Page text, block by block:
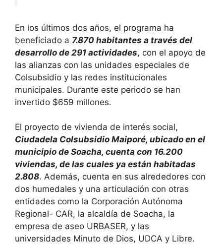
En los últimos dos años, el programa ha
beneficiado a 7.870 habitantes a través del
desarrollo de 291 actividades, con el apoyo de
las alianzas con las unidades especiales de
Colsubsidio y las redes institucionales
municipales. Durante este periodo se han
invertido $659 millones.
El proyecto de vivienda de interés social,
Ciudadela Colsubsidio Maiporé, ubicado en el
municipio de Soacha, cuenta con 16.200
viviendas, de las cuales ya están habitadas
2.808. Además, cuenta en sus alrededores con
dos humedales y una articulación con otras
entidades como la Corporación Autónoma
Regional- CAR, la alcaldía de Soacha, la
empresa de aseo URBASER, y las
universidades Minuto de Dios, UDCA y Libre.